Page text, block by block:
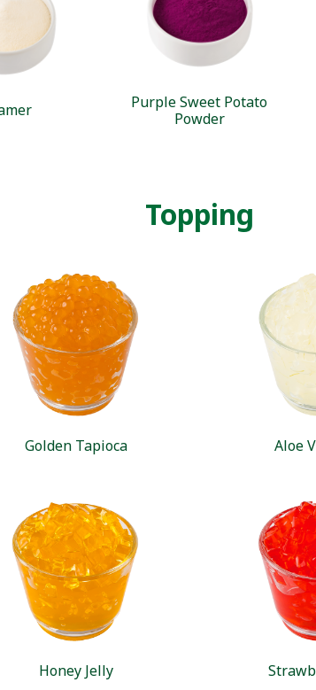
Purple Sweet Potato
Powder
Topping
Golden Tapioca Aloe
Honey Jelly